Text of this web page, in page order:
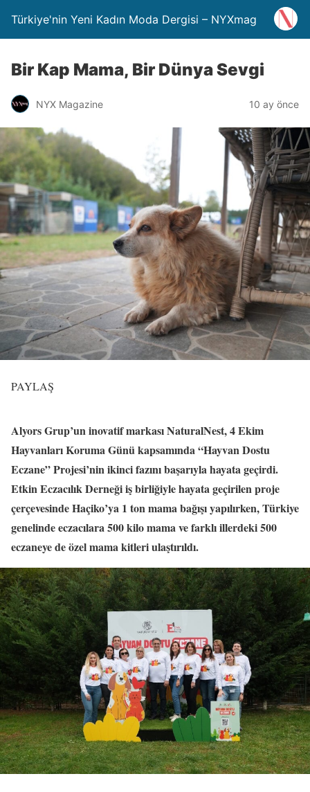
Türkiye'nin Yeni Kadın Moda Dergisi – NYXmag
Bir Kap Mama, Bir Dünya Sevgi
NYX Magazine 10 ay önce
PAYLAŞ
Alyors Grup’un inovatif markası NaturalNest, 4 Ekim
Hayvanları Koruma Günü kapsamında “Hayvan Dostu
Eczane” Projesi’nin ikinci fazını başarıyla hayata geçirdi.
Etkin Eczacılık Derneği iş birliğiyle hayata geçirilen proje
çerçevesinde Haçiko’ya 1 ton mama bağışı yapılırken, Türkiye
genelinde eczacılara 500 kilo mama ve farklı illerdeki 500
eczaneye de özel mama kitleri ulaştırıldı.